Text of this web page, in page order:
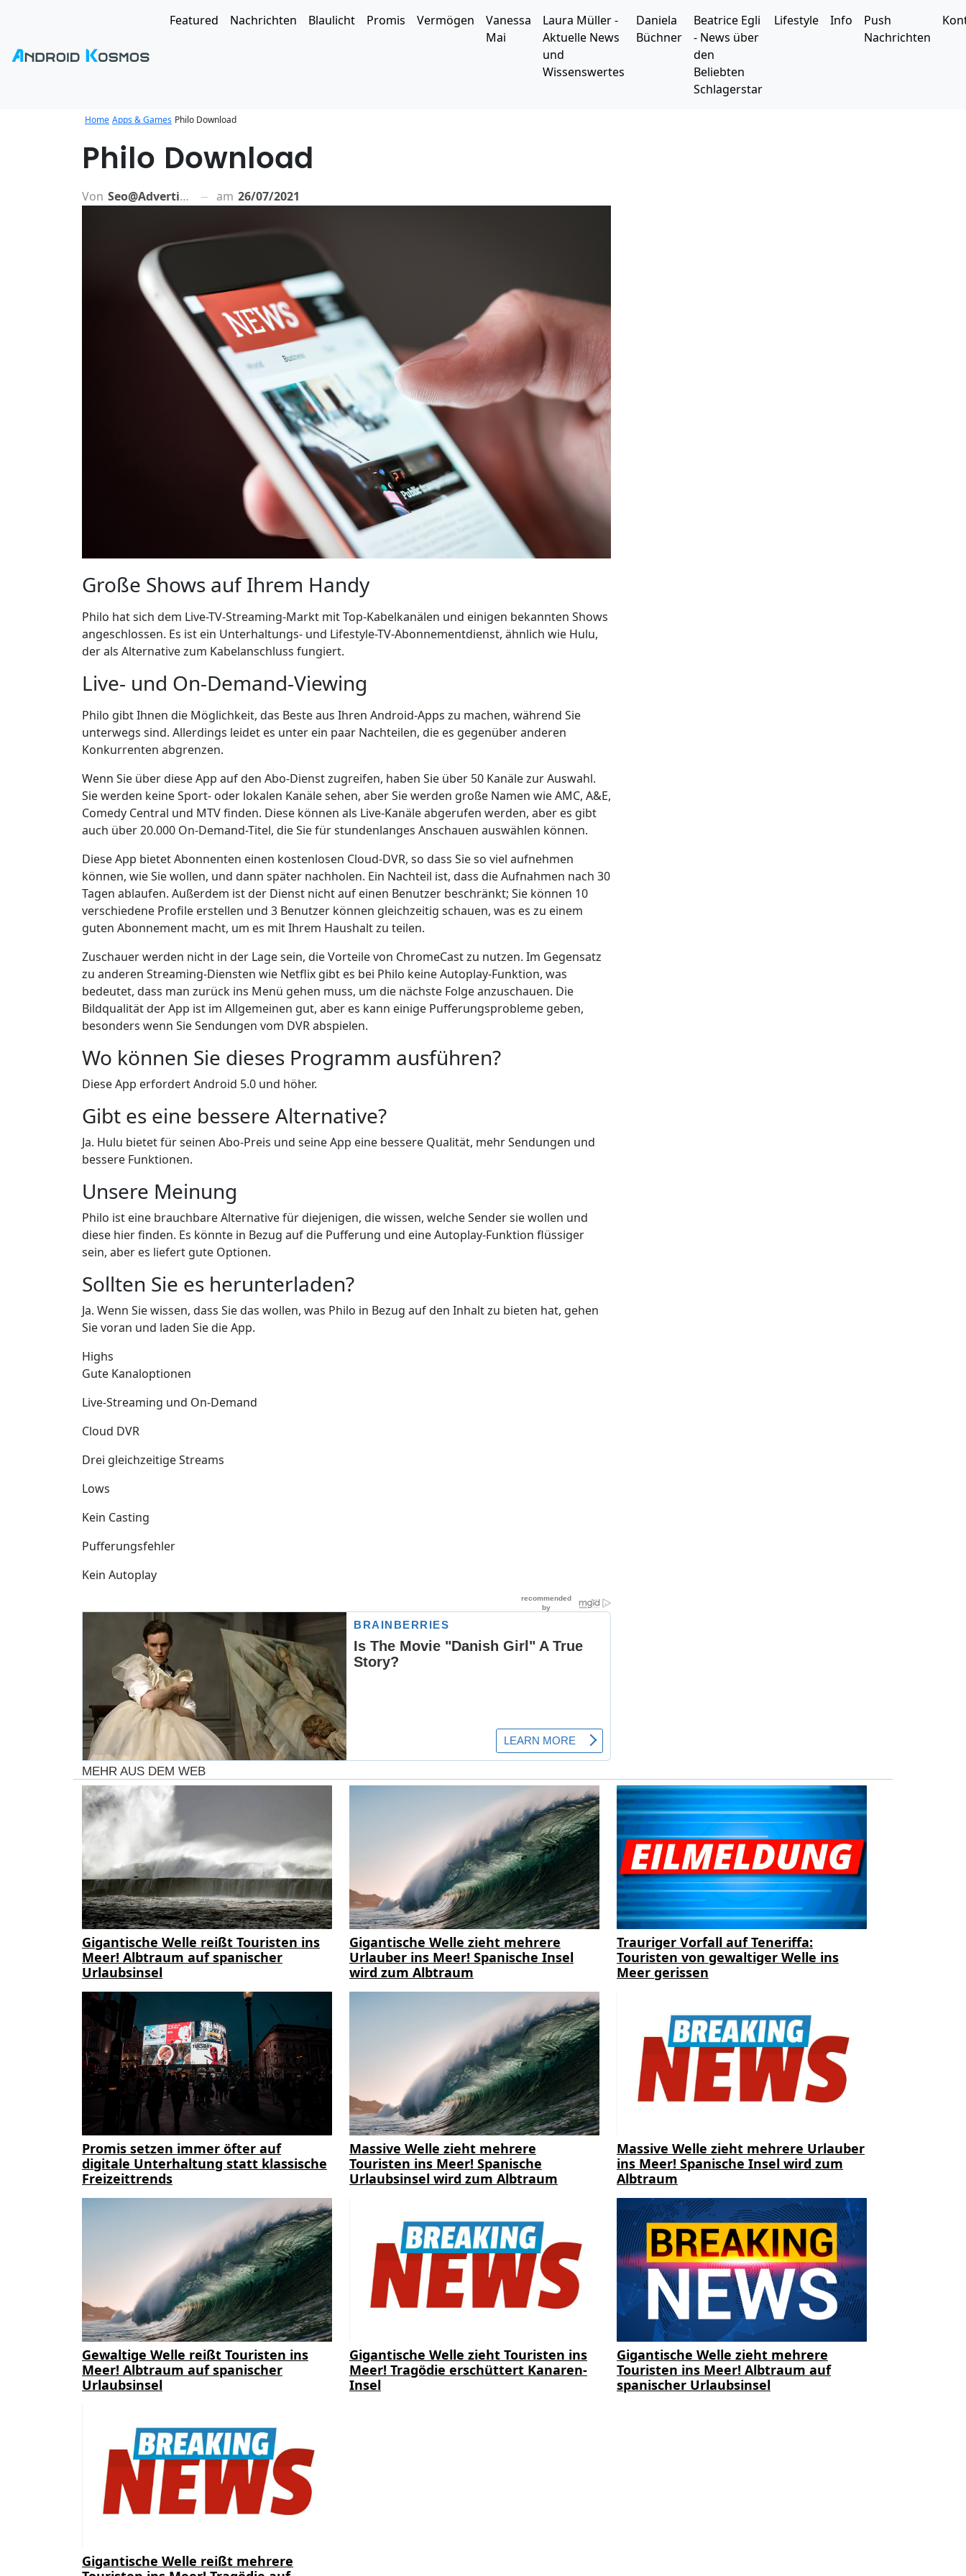
Featured Nachrichten Blaulicht Promis Vermögen
Vanessa
Mai
Laura Müller -
Aktuelle News
und
Wissenswertes
Daniela
Büchner
Beatrice Egli
- News über
den
Beliebten
Schlagerstar
Lifestyle Info
Push
Nachrichten
Home Apps & Games Philo Download
Philo Download
Von Seo@advertiso.de am 26/07/2021
Große Shows auf Ihrem Handy
Philo hat sich dem Live-TV-Streaming-Markt mit Top-Kabelkanälen und einigen bekannten Shows
angeschlossen. Es ist ein Unterhaltungs- und Lifestyle-TV-Abonnementdienst, ähnlich wie Hulu,
der als Alternative zum Kabelanschluss fungiert.
Live- und On-Demand-Viewing
Philo gibt Ihnen die Möglichkeit, das Beste aus Ihren Android-Apps zu machen, während Sie
unterwegs sind. Allerdings leidet es unter ein paar Nachteilen, die es gegenüber anderen
Konkurrenten abgrenzen.
Wenn Sie über diese App auf den Abo-Dienst zugreifen, haben Sie über 50 Kanäle zur Auswahl.
Sie werden keine Sport- oder lokalen Kanäle sehen, aber Sie werden große Namen wie AMC, A&E,
Comedy Central und MTV finden. Diese können als Live-Kanäle abgerufen werden, aber es gibt
auch über 20.000 On-Demand-Titel, die Sie für stundenlanges Anschauen auswählen können.
Diese App bietet Abonnenten einen kostenlosen Cloud-DVR, so dass Sie so viel aufnehmen
können, wie Sie wollen, und dann später nachholen. Ein Nachteil ist, dass die Aufnahmen nach 30
Tagen ablaufen. Außerdem ist der Dienst nicht auf einen Benutzer beschränkt; Sie können 10
verschiedene Profile erstellen und 3 Benutzer können gleichzeitig schauen, was es zu einem
guten Abonnement macht, um es mit Ihrem Haushalt zu teilen.
Zuschauer werden nicht in der Lage sein, die Vorteile von ChromeCast zu nutzen. Im Gegensatz
zu anderen Streaming-Diensten wie Netflix gibt es bei Philo keine Autoplay-Funktion, was
bedeutet, dass man zurück ins Menü gehen muss, um die nächste Folge anzuschauen. Die
Bildqualität der App ist im Allgemeinen gut, aber es kann einige Pufferungsprobleme geben,
besonders wenn Sie Sendungen vom DVR abspielen.
Wo können Sie dieses Programm ausführen?
Diese App erfordert Android 5.0 und höher.
Gibt es eine bessere Alternative?
Ja. Hulu bietet für seinen Abo-Preis und seine App eine bessere Qualität, mehr Sendungen und
bessere Funktionen.
Unsere Meinung
Philo ist eine brauchbare Alternative für diejenigen, die wissen, welche Sender sie wollen und
diese hier finden. Es könnte in Bezug auf die Pufferung und eine Autoplay-Funktion flüssiger
sein, aber es liefert gute Optionen.
Sollten Sie es herunterladen?
Ja. Wenn Sie wissen, dass Sie das wollen, was Philo in Bezug auf den Inhalt zu bieten hat, gehen
Sie voran und laden Sie die App.
Highs
Gute Kanaloptionen
Live-Streaming und On-Demand
Cloud DVR
Drei gleichzeitige Streams
Lows
Kein Casting
Pufferungsfehler
Kein Autoplay
MEHR AUS DEM WEB
Gigantische Welle reißt Touristen ins
Meer! Albtraum auf spanischer
Urlaubsinsel
Gigantische Welle zieht mehrere
Urlauber ins Meer! Spanische Insel
wird zum Albtraum
Trauriger Vorfall auf Teneriffa:
Touristen von gewaltiger Welle ins
Meer gerissen
Promis setzen immer öfter auf
digitale Unterhaltung statt klassische
Freizeittrends
Massive Welle zieht mehrere
Touristen ins Meer! Spanische
Urlaubsinsel wird zum Albtraum
Massive Welle zieht mehrere Urlauber
ins Meer! Spanische Insel wird zum
Albtraum
Gewaltige Welle reißt Touristen ins
Meer! Albtraum auf spanischer
Urlaubsinsel
Gigantische Welle zieht Touristen ins
Meer! Tragödie erschüttert Kanaren-
Insel
Gigantische Welle zieht mehrere
Touristen ins Meer! Albtraum auf
spanischer Urlaubsinsel
Gigantische Welle reißt mehrere